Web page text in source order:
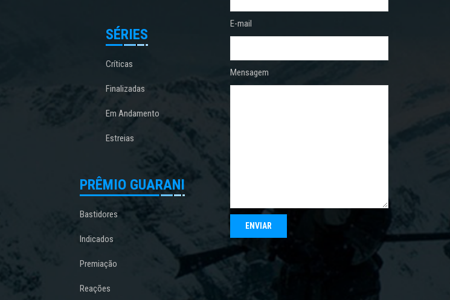
SÉRIES
Críticas
Finalizadas
Em Andamento
Estreias
PRÊMIO GUARANI
Bastidores
Indicados
Premiação
Reações
E-mail
Mensagem